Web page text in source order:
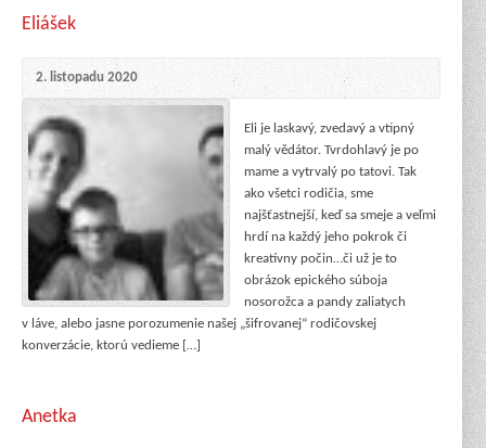
Eliášek
2. listopadu 2020
Eli je laskavý, zvedavý a vtipný
malý vědátor. Tvrdohlavý je po
mame a vytrvalý po tatovi. Tak
ako všetci rodičia, sme
najšťastnejší, keď sa smeje a veľmi
hrdí na každý jeho pokrok či
kreatívny počin…či už je to
obrázok epického súboja
nosorožca a pandy zaliatych
v láve, alebo jasne porozumenie našej „šifrovanej“ rodičovskej
konverzácie, ktorú vedieme […]
Anetka